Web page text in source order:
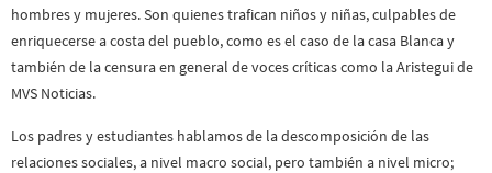
hombres y mujeres. Son quienes trafican niños y niñas, culpables de
enriquecerse a costa del pueblo, como es el caso de la casa Blanca y
también de la censura en general de voces críticas como la Aristegui de
MVS Noticias.
Los padres y estudiantes hablamos de la descomposición de las
relaciones sociales, a nivel macro social, pero también a nivel micro;